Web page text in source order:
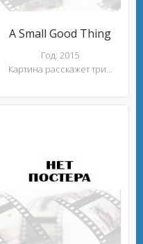
A Small Good Thing
Год: 2015
Картина расскажет три...